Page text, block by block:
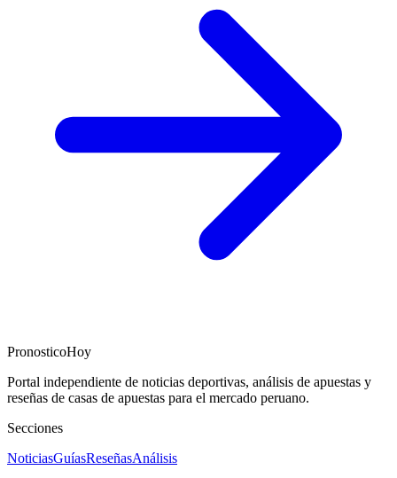
PronosticoHoy
Portal independiente de noticias deportivas, análisis de apuestas y
reseñas de casas de apuestas para el mercado peruano.
Secciones
NoticiasGuíasReseñasAnálisis